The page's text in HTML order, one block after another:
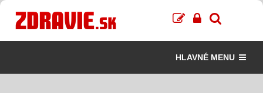
HLAVNÉ MENU